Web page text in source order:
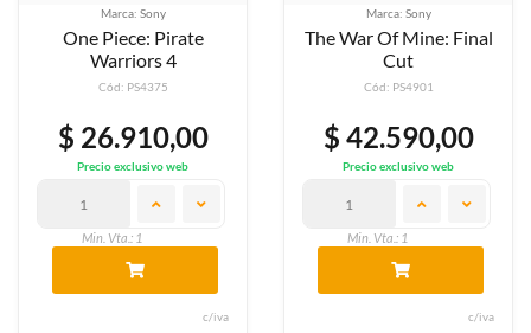
Marca: Sony
The War Of Mine: Final
Cut
Cód: PS4901
$ 42.590,00
Precio exclusivo web
Min. Vta.: 1
c/iva
Marca: Sony
Yakuza 5
Cód: PS4787
$ 42.590,00
Precio exclusivo web
Min. Vta.: 1
c/iva